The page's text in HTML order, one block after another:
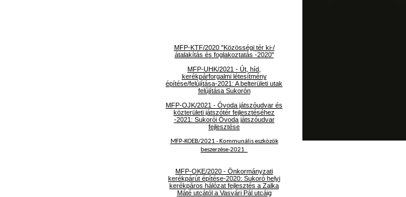
MFP-KTF/2020 "Közösségi tér ki-/
átalakítás és foglakoztatás -2020"
MFP-UHK/2021 - Út, híd,
kerékpárforgalmi létesítmény
építése/felújítása-2021: A belterületi utak
felújítása Sukorón
MFP-OJK/2021 - Óvoda játszóudvar és
közterületi játszótér fejlesztéséhez
-2021: Sukorói Óvoda játszóudvar
fejlesztése
MFP-KOEB/2021 - Kommunális eszközök
beszerzése-2021
MFP-OKE/2020 - Önkormányzati
kerékpárút építése-2020: Sukoró helyi
kerékpáros hálózat fejlesztés a Zalka
Máté utcától a Vasvári Pál utcáig